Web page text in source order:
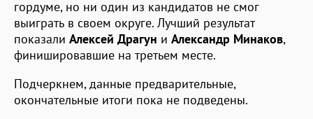
гордуме, но ни один из кандидатов не смог
выиграть в своем округе. Лучший результат
показали Алексей Драгун и Александр Минаков,
финишировавшие на третьем месте.
Подчеркнем, данные предварительные,
окончательные итоги пока не подведены.